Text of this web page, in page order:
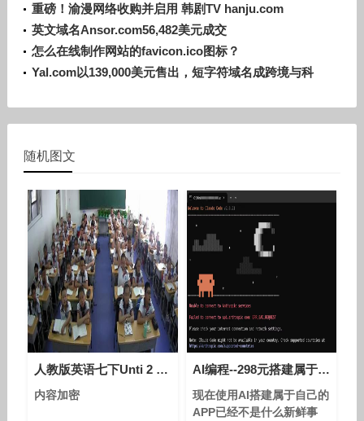
元成交
重磅！渝漫网络收购并启用 韩剧TV hanju.com
英文域名Ansor.com56,482美元成交
怎么在线制作网站的favicon.ico图标？
Yal.com以139,000美元售出，短字符域名成跨境与科
随机图文
人教版英语七下Unti 2 Section A（1a-2d）教学视频实录（刘清杰）
内容加密
AI编程--298元搭建属于你的APP
现在使用AI搭建属于自己的
APP已经不是什么新鲜事